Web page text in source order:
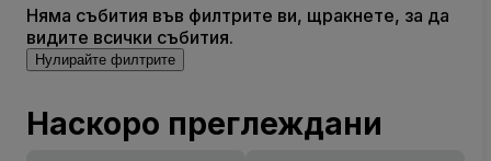
Няма събития във филтрите ви, щракнете, за да
видите всички събития.
Нулирайте филтрите
Наскоро преглеждани